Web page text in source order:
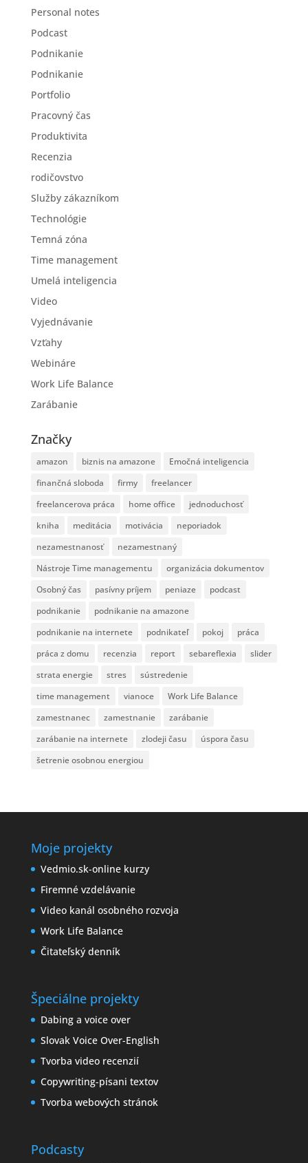
Personal notes
Podcast
Podnikanie
Podnikanie
Portfolio
Pracovný čas
Produktivita
Recenzia
rodičovstvo
Služby zákazníkom
Technológie
Temná zóna
Time management
Umelá inteligencia
Video
Vyjednávanie
Vzťahy
Webináre
Work Life Balance
Zarábanie
Značky
amazon biznis na amazone
Emočná inteligencia
finančná sloboda
firmy
freelancer
freelancerova práca
home office
jednoduchosť
kniha
meditácia motivácia
neporiadok
nezamestnanosť
nezamestnaný
Nástroje Time managementu
organizácia dokumentov
Osobný čas
pasívny príjem peniaze
podcast
podnikanie
podnikanie na amazone
podnikanie na internete
podnikateľ pokoj
práca
práca z domu
recenzia report sebareflexia
slider
strata energie
stres
sústredenie
time management
vianoce
Work Life Balance
zamestnanec
zamestnanie
zarábanie
zarábanie na internete
zlodeji času
úspora času
šetrenie osobnou energiou
Moje projekty
Vedmio.sk-online kurzy
Firemné vzdelávanie
Video kanál osobného rozvoja
Work Life Balance
Čitateľský denník
Špeciálne projekty
Dabing a voice over
Slovak Voice Over-English
Tvorba video recenzií
Copywriting-písani textov
Tvorba webových stránok
Podcasty